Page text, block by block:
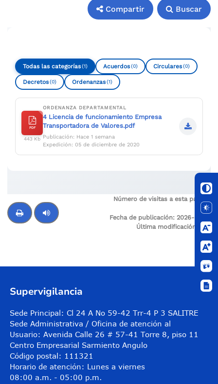
Compartir Buscar
Todas las categorías(1) Acuerdos(0) Circulares(0)
Decretos(0) Ordenanzas(1)
PDF
443 Kb
ORDENANZA DEPARTAMENTAL
4 Licencia de funcionamiento Empresa
Transportadora de Valores.pdf
Publicación: Hace 1 semana
Expedición: 05 de diciembre de 2020
Número de visitas a esta página:
37
Fecha de publicación: 2026-02-15
Última modificación:
N/A
Supervigilancia
Sede Principal: Cl 24 A No 59-42 Trr-4 P 3 SALITRE
Sede Administrativa / Oficina de atención al
Usuario: Avenida Calle 26 # 57-41 Torre 8, piso 11
Centro Empresarial Sarmiento Angulo
Código postal: 111321
Horario de atención: Lunes a viernes
08:00 a.m. - 05:00 p.m.